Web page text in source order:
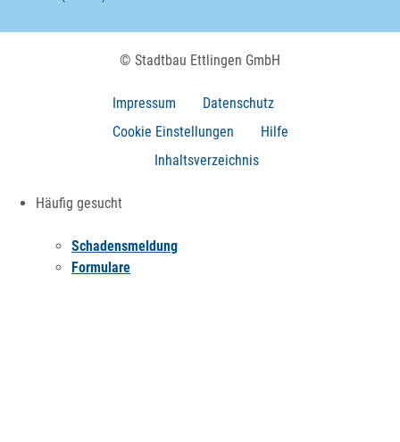
© Stadtbau Ettlingen GmbH
Impressum
Datenschutz
Cookie Einstellungen
Hilfe
Inhaltsverzeichnis
Häufig gesucht
Schadensmeldung
Formulare